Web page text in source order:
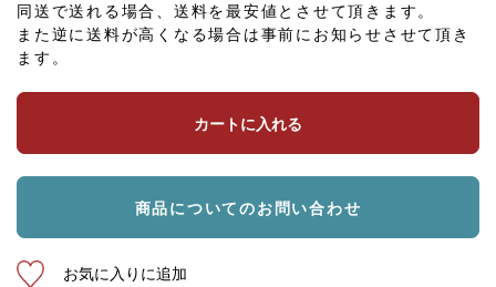
同送で送れる場合、送料を最安値とさせて頂きます。
また逆に送料が高くなる場合は事前にお知らせさせて頂き
ます。
カートに入れる
商品についてのお問い合わせ
お気に入りに追加